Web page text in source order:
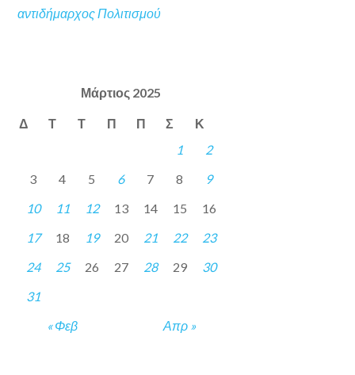
αντιδήμαρχος Πολιτισμού
Μάρτιος 2025
Δ Τ Τ Π Π Σ Κ
« Φεβ Απρ »
1
2
3
4 5 6 7 8
9
10
11 12 13 14 15
16
17
18 19 20 21 22
23
24
25 26 27 28 29
30
31